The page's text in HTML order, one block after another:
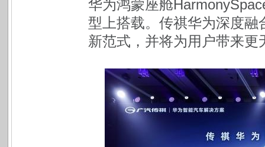
华为鸿蒙座舱
型上搭载。传祺华为深度
新范式，并将为用户带来